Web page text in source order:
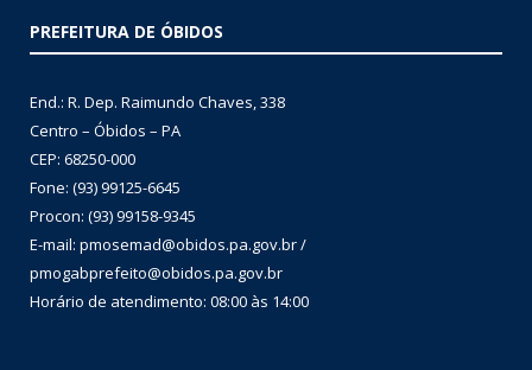
PREFEITURA DE ÓBIDOS
End.: R. Dep. Raimundo Chaves, 338
Centro – Óbidos – PA
CEP: 68250-000
Fone: (93) 99125-6645
Procon: (93) 99158-9345
E-mail: pmosemad@obidos.pa.gov.br /
pmogabprefeito@obidos.pa.gov.br
Horário de atendimento: 08:00 às 14:00